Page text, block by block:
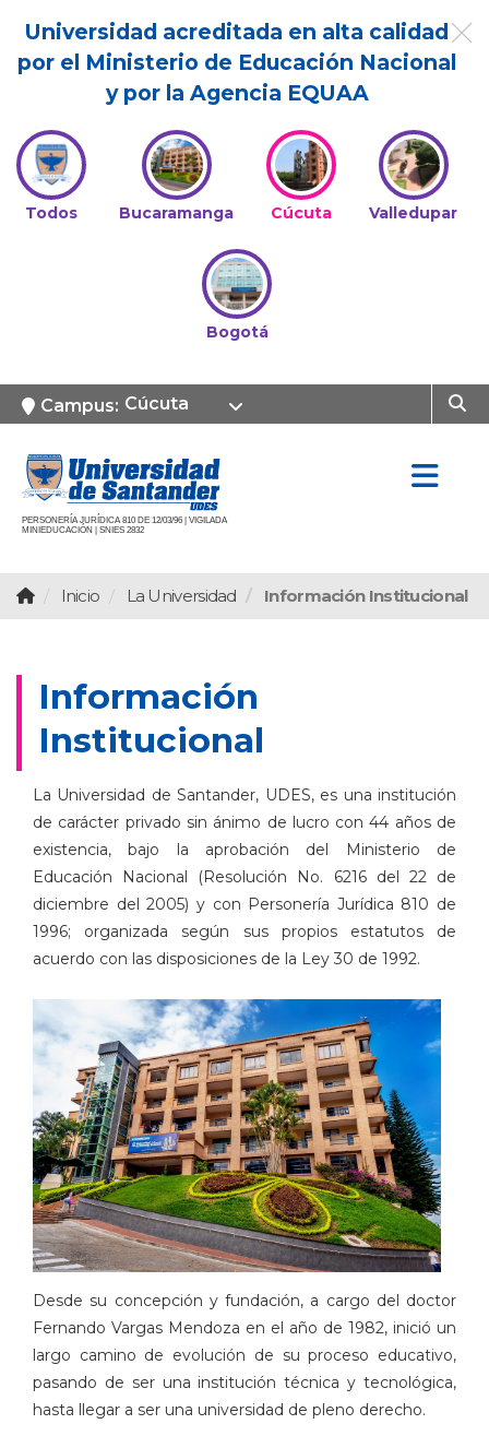
Universidad acreditada en alta calidad
por el Ministerio de Educación Nacional
y por la Agencia EQUAA
Todos Bucaramanga Cúcuta Valledupar
Bogotá
Campus: Cúcuta
PERSONERÍA JURÍDICA 810 DE 12/03/96 | VIGILADA
MINIEDUCACIÓN | SNIES 2832
Inicio La Universidad Información Institucional
Información
Institucional
La Universidad de Santander, UDES, es una institución
de carácter privado sin ánimo de lucro con44 años de
existencia, bajo la aprobación del Ministerio de
Educación Nacional (Resolución No. 6216 del 22 de
diciembre del 2005) y con Personería Jurídica 810 de
1996; organizada según sus propios estatutos de
acuerdo con las disposiciones de la Ley 30 de 1992.
Desde su concepción y fundación, a cargo del doctor
Fernando Vargas Mendoza en el año de 1982, inició un
largo camino de evolución de su proceso educativo,
pasando de ser una institución técnica y tecnológica,
hasta llegar a ser una universidad de pleno derecho.